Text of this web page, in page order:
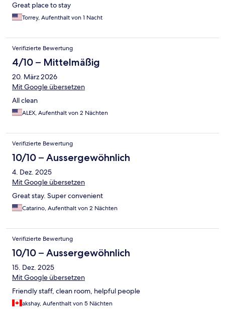
Great place to stay
Torrey, Aufenthalt von 1 Nacht
Verifizierte Bewertung
4/10 – Mittelmäßig
20. März 2026
Mit Google übersetzen
All clean
ALEX, Aufenthalt von 2 Nächten
Verifizierte Bewertung
10/10 – Aussergewöhnlich
4. Dez. 2025
Mit Google übersetzen
Great stay. Super convenient
Catarino, Aufenthalt von 2 Nächten
Verifizierte Bewertung
10/10 – Aussergewöhnlich
15. Dez. 2025
Mit Google übersetzen
Friendly staff, clean room, helpful people
akshay, Aufenthalt von 5 Nächten